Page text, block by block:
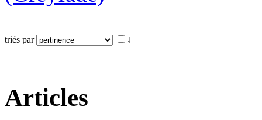
triés par ↓
Articles